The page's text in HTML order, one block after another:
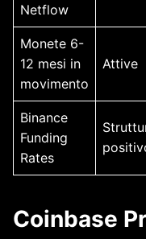
Netflow
Monete 6-
12 mesi in
movimento
Attive
Binance
Funding
Rates
Coinbase